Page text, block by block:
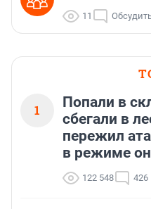
11
1
Попали в
сбегали в
пережил
в режиме
122 548 426